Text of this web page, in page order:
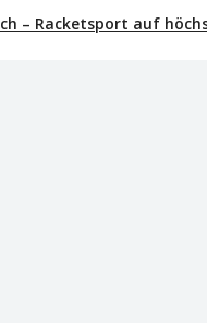
– Racketsport auf